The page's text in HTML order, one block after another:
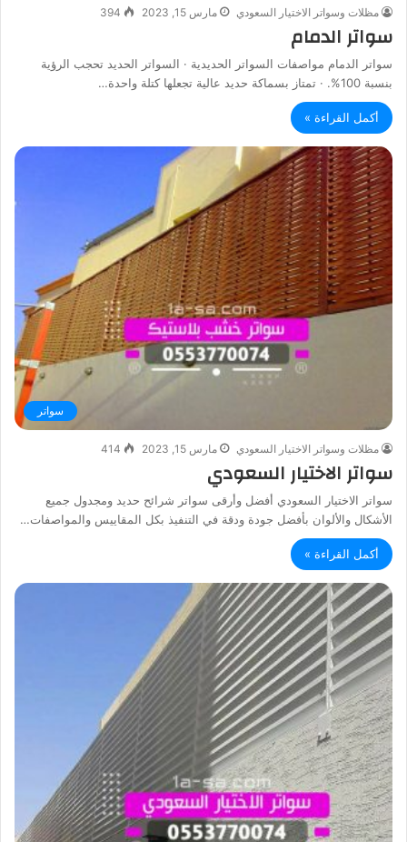
مظلات وسواتر الاختيار السعودي مارس 15, 2023 394
سواتر الدمام
سواتر الدمام مواصفات السواتر الحديدية · السواتر الحديد تحجب الرؤية
بنسبة 100%. · تمتاز بسماكة حديد عالية تجعلها كتلة واحدة…
أكمل القراءة »
سواتر
مظلات وسواتر الاختيار السعودي مارس 15, 2023 414
سواتر الاختيار السعودي
سواتر الاختيار السعودي أفضل وأرقى سواتر شرائح حديد ومجدول جميع
الأشكال والألوان بأفضل جودة ودقة في التنفيذ بكل المقاييس والمواصفات…
أكمل القراءة »